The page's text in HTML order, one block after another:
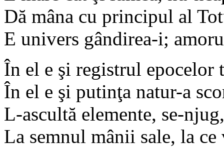
Dă mâna cu principul al
E univers gândirea-i;
În el e şi registrul epocelor
În el e şi putinţa natur-a
L-ascultă elemente, se-
La semnul mânii sale, la